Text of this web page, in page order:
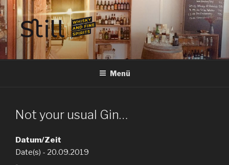
Zum
Inhalt
springen
STILL SPIRITS HILDESHEIM
Whisky, Rum, Gin, Cognac, Tequila und Tastings in Hildesheim
Menü
Not your usual Gin…
Datum/Zeit
Date(s) - 20.09.2019